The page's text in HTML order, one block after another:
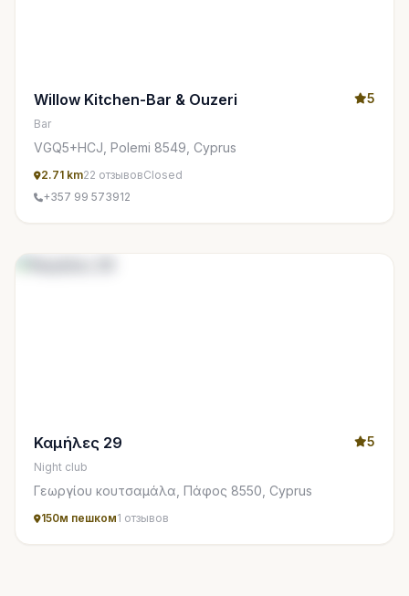
Willow Kitchen-Bar & Ouzeri 5
Bar
VGQ5+HCJ, Polemi 8549, Cyprus
2.71 km22 отзывовClosed
+357 99 573912
Καμήλες 29 5
Night club
Γεωργίου κουτσαμάλα, Πάφος 8550, Cyprus
150м пешком1 отзывов